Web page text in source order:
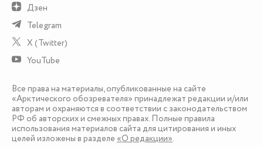
Дзен
Telegram
X (Twitter)
YouTube
Все права на материалы, опубликованные на сайте
«Арктического обозревателя» принадлежат редакции и/или
авторам и охраняются в соответствии с законодательством
РФ об авторских и смежных правах. Полные правила
использования материалов сайта для цитирования и иных
целей изложены в разделе «О редакции».